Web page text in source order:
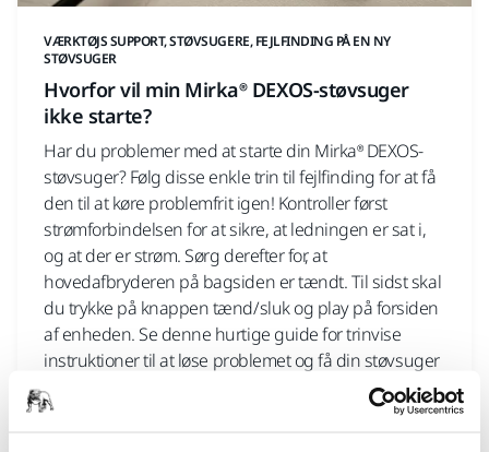
VÆRKTØJS SUPPORT, STØVSUGERE, FEJLFINDING PÅ EN NY
STØVSUGER
Hvorfor vil min Mirka® DEXOS-støvsuger
ikke starte?
Har du problemer med at starte din Mirka® DEXOS-
støvsuger? Følg disse enkle trin til fejlfinding for at få
den til at køre problemfrit igen! Kontroller først
strømforbindelsen for at sikre, at ledningen er sat i,
og at der er strøm. Sørg derefter for, at
hovedafbryderen på bagsiden er tændt. Til sidst skal
du trykke på knappen tænd/sluk og play på forsiden
af enheden. Se denne hurtige guide for trinvise
instruktioner til at løse problemet og få din støvsuger
til at fungere!